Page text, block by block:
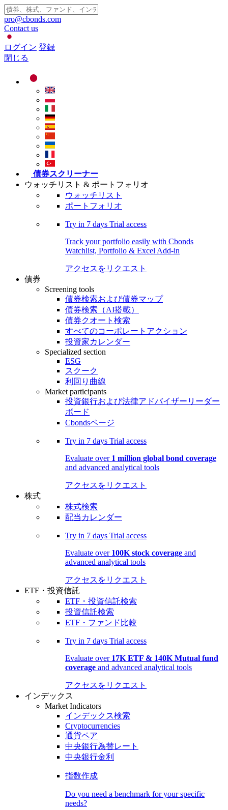
pro@cbonds.com
Contact us
ログイン 登録
閉じる
債券スクリーナー
ウォッチリスト & ポートフォリオ
ウォッチリスト
ポートフォリオ
Try in 7 days Trial access
Track your portfolio easily with Cbonds
Watchlist, Portfolio & Excel Add-in
アクセスをリクエスト
債券
Screening tools
債券検索および債券マップ
債券検索（AI搭載）
債券クオート検索
すべてのコーポレートアクション
投資家カレンダー
Specialized section
ESG
スクーク
利回り曲線
Market participants
投資銀行および法律アドバイザーリーダー
ボード
Cbondsページ
Try in 7 days Trial access
Evaluate over 1 million global bond coverage
and advanced analytical tools
アクセスをリクエスト
株式
株式検索
配当カレンダー
Try in 7 days Trial access
Evaluate over 100K stock coverage and
advanced analytical tools
アクセスをリクエスト
ETF・投資信託
ETF・投資信託検索
投資信託検索
ETF・ファンド比較
Try in 7 days Trial access
Evaluate over 17K ETF & 140K Mutual fund
coverage and advanced analytical tools
アクセスをリクエスト
インデックス
Market Indicators
インデックス検索
Cryptocurrencies
通貨ペア
中央銀行為替レート
中央銀行金利
指数作成
Do you need a benchmark for your specific
needs?